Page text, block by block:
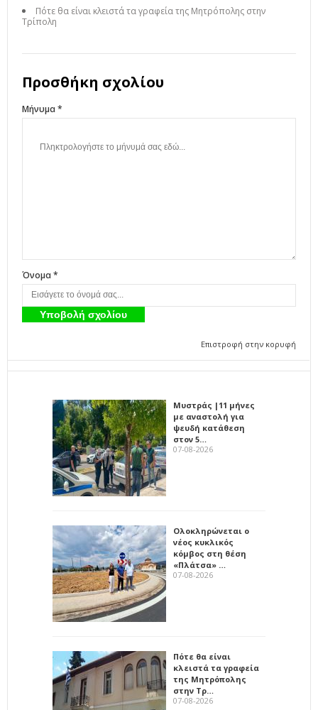
Πότε θα είναι κλειστά τα γραφεία της Μητρόπολης στην
Τρίπολη
Προσθήκη σχολίου
Μήνυμα *
Όνομα *
Επιστροφή στην κορυφή
Μυστράς |11 μήνες
με αναστολή για
ψευδή κατάθεση
στον 5…
07-08-2026
Ολοκληρώνεται ο
νέος κυκλικός
κόμβος στη θέση
«Πλάτσα» …
07-08-2026
Πότε θα είναι
κλειστά τα γραφεία
της Μητρόπολης
στην Τρ…
07-08-2026